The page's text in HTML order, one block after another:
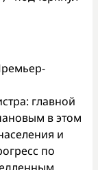
главной
в этом
и
по